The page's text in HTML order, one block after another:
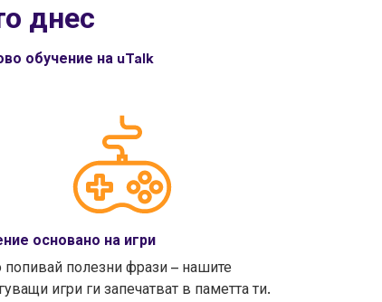
днес
обучение на uTalk
основано на игри
попивай полезни фрази – нашите
игри ги запечатват в паметта ти.